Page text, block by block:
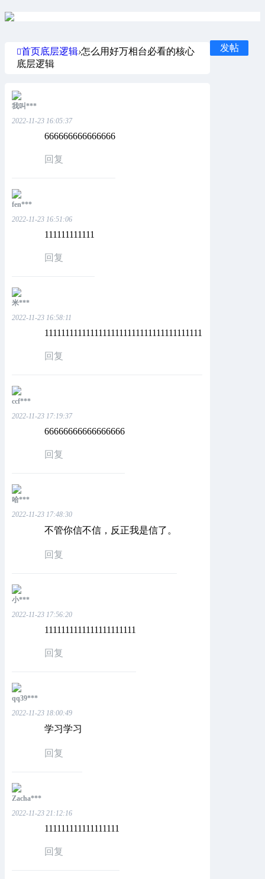
发帖
首页底层逻辑›怎么用好万相台必看的核心
底层逻辑
我叫***
2022-11-23 16:05:37
666666666666666
回复
fen***
2022-11-23 16:51:06
111111111111
回复
米***
2022-11-23 16:58:11
11111111111111111111111111111111111111
回复
ccf***
2022-11-23 17:19:37
66666666666666666
回复
哈***
2022-11-23 17:48:30
不管你信不信，反正我是信了。
回复
小***
2022-11-23 17:56:20
1111111111111111111111
回复
qq39***
2022-11-23 18:00:49
学习学习
回复
Zacha***
2022-11-23 21:12:16
111111111111111111
回复